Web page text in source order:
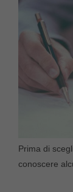
Prima di
conoscere